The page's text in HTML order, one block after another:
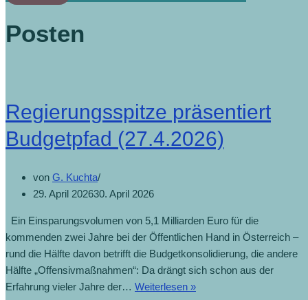
Posten
Regierungsspitze präsentiert
Budgetpfad (27.4.2026)
von G. Kuchta
29. April 202630. April 2026
Ein Einsparungsvolumen von 5,1 Milliarden Euro für die
kommenden zwei Jahre bei der Öffentlichen Hand in Österreich –
rund die Hälfte davon betrifft die Budgetkonsolidierung, die andere
Hälfte „Offensivmaßnahmen“: Da drängt sich schon aus der
Erfahrung vieler Jahre der… Weiterlesen »